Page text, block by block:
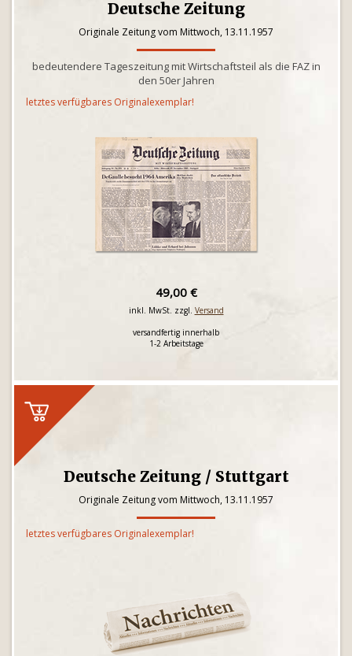
Deutsche Zeitung
Originale Zeitung vom Mittwoch, 13.11.1957
bedeutendere Tageszeitung mit Wirtschaftsteil als die FAZ in
den 50er Jahren
letztes verfügbares Originalexemplar!
49,00 €
inkl. MwSt. zzgl. Versand
versandfertig innerhalb
1-2 Arbeitstage
Deutsche Zeitung / Stuttgart
Originale Zeitung vom Mittwoch, 13.11.1957
letztes verfügbares Originalexemplar!